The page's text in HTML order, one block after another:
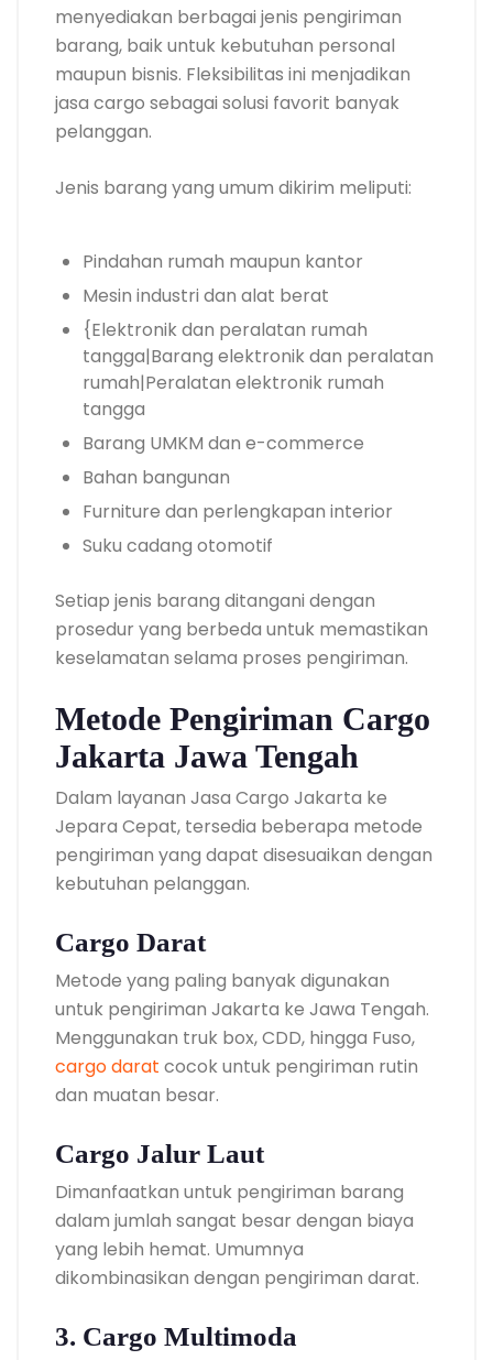
menyediakan berbagai jenis pengiriman
barang, baik untuk kebutuhan personal
maupun bisnis. Fleksibilitas ini menjadikan
jasa cargo sebagai solusi favorit banyak
pelanggan.
Jenis barang yang umum dikirim meliputi:
Pindahan rumah maupun kantor
Mesin industri dan alat berat
{Elektronik dan peralatan rumah
tangga|Barang elektronik dan peralatan
rumah|Peralatan elektronik rumah
tangga
Barang UMKM dan e-commerce
Bahan bangunan
Furniture dan perlengkapan interior
Suku cadang otomotif
Setiap jenis barang ditangani dengan
prosedur yang berbeda untuk memastikan
keselamatan selama proses pengiriman.
Metode Pengiriman Cargo
Jakarta Jawa Tengah
Dalam layanan Jasa Cargo Jakarta ke
Jepara Cepat, tersedia beberapa metode
pengiriman yang dapat disesuaikan dengan
kebutuhan pelanggan.
Cargo Darat
Metode yang paling banyak digunakan
untuk pengiriman Jakarta ke Jawa Tengah.
Menggunakan truk box, CDD, hingga Fuso,
cargo darat cocok untuk pengiriman rutin
dan muatan besar.
Cargo Jalur Laut
Dimanfaatkan untuk pengiriman barang
dalam jumlah sangat besar dengan biaya
yang lebih hemat. Umumnya
dikombinasikan dengan pengiriman darat.
3. Cargo Multimoda